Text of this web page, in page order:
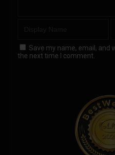
Save my name, email, and
the next time I comment.